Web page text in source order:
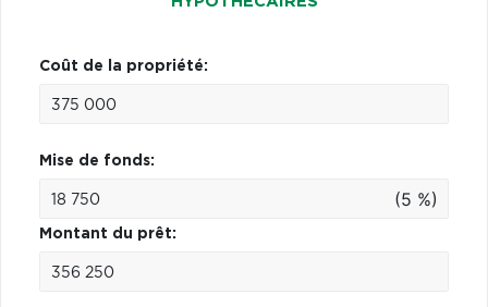
Coût de la propriété:
Mise de fonds:
(5 %)
Montant du prêt: